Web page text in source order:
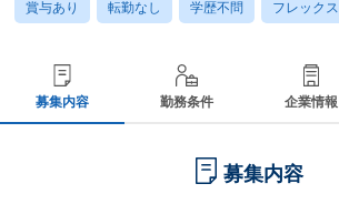
賞与あり 転勤なし 学歴不問 フレックス
募集内容 勤務条件 企業情報
募集内容